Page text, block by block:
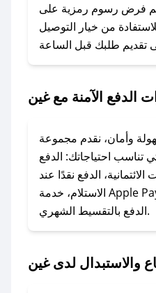
### كيفية استخدام كود خصم غين؟
1. انسخ كود الخصم من تطبيق صحصح.
2. الصقه في خانة الدفع عند التسوق من غين.
مع فريق دعم صحصح عبر
في أسرع وقت ممكن.
### ماذا أفعل إذا لم أجد كود خصم لمتجري
المفضل؟
لمتجرك المفضل، يمكنك
على توفير الكوبونات في
يتم فرض رسوم رمزية على
من خيار التوصيل
الدفع الآمنة مع غين
وأمان، نقدم مجموعة
تناسب احتياجاتك: الدفع
الدفع نقدًا عند
الاستلام، خدمة Apple Pay، بالإضافة إلى إمكانية
الدفع بالتقسيط الشهري.
والاستبدال لدى غين